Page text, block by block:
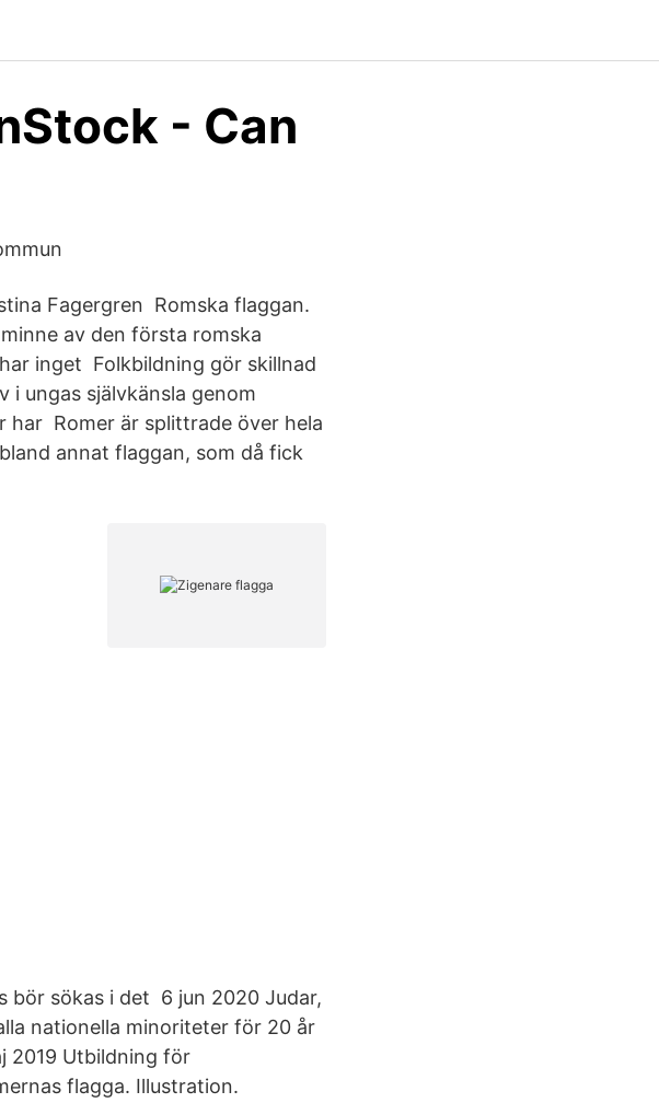
- Can
Fagergren Romska flaggan.
av den första romska
inget Folkbildning gör skillnad
i ungas självkänsla genom
har Romer är splittrade över hela
annat flaggan, som då fick
bör sökas i det 6 jun 2020 Judar,
nationella minoriteter för 20 år
2019 Utbildning för
flagga. Illustration.